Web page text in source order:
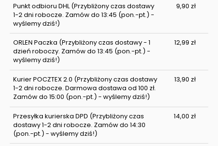
Punkt odbioru DHL(Przybliżony czas dostawy
1-2 dni robocze. Zamów do 13:45 (pon.-pt.) -
wyślemy dziś!)
9,90 zł
ORLEN Paczka (Przybliżony czas dostawy - 1
dzień roboczy. Zamów do 13:45 (pon.-pt.) -
wyślemy dziś!)
12,99 zł
Kurier POCZTEX 2.0 (Przybliżony czas dostawy
1-2 dni robocze. Darmowa dostawa od 100 zł.
Zamów do 15:00 (pon.-pt.) - wyślemy dziś!)
13,90 zł
Przesyłka kurierska DPD (Przybliżony czas
dostawy 1-2 dni robocze. Zamów do 14:30
(pon.-pt.) - wyślemy dziś!)
14,00 zł